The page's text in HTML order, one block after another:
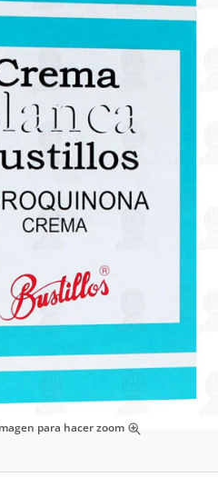
para hacer zoom